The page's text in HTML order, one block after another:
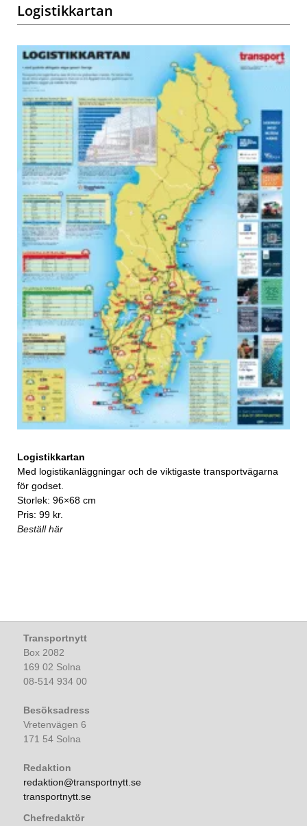
Logistikkartan
Logistikkartan
Med logistikanläggningar och de viktigaste transportvägarna
för godset.
Storlek: 96×68 cm
Pris: 99 kr.
Beställ här
Transportnytt
Box 2082
169 02 Solna
08-514 934 00
Besöksadress
Vretenvägen 6
171 54 Solna
Redaktion
redaktion@transportnytt.se
transportnytt.se
Chefredaktör